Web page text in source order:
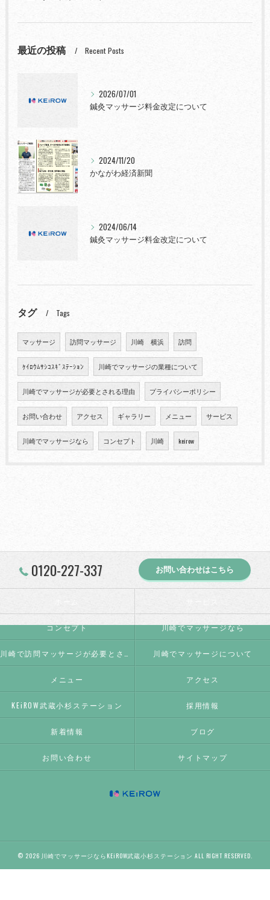
最近の投稿 Recent Posts
2026/07/01
鍼灸マッサージ料金改定について
2024/11/20
かながわ経済新聞
2024/06/14
鍼灸マッサージ料金改定について
タグ Tags
マッサージ 訪問マッサージ 川崎 横浜 訪問
ｹｲﾛｳﾑｻｼｺｽｷﾞｽﾃｰｼｮﾝ 川崎でマッサージの業種について
川崎でマッサージが必要とされる理由 プライバシーポリシー
お問い合わせ アクセス ギャラリー メニュー サービス
川崎でマッサージなら コンセプト 川崎 keirow
0120-227-337 お問い合わせはこちら
コンセプト 川崎でマッサージなら
川崎でマッサージについて
メニュー アクセス
KEiROW武蔵小杉ステーション 採用情報
新着情報 ブログ
お問い合わせ サイトマップ
© 2026 川崎でマッサージならKEiROW武蔵小杉ステーション ALL RIGHT RESERVED.